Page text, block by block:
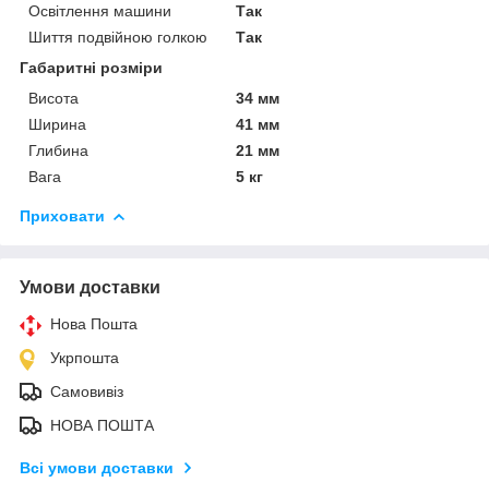
Освітлення машини
Так
Шиття подвійною голкою
Так
Габаритні розміри
Висота
34 мм
Ширина
41 мм
Глибина
21 мм
Вага
5 кг
Приховати
Умови доставки
Нова Пошта
Укрпошта
Самовивіз
НОВА ПОШТА
Всі умови доставки